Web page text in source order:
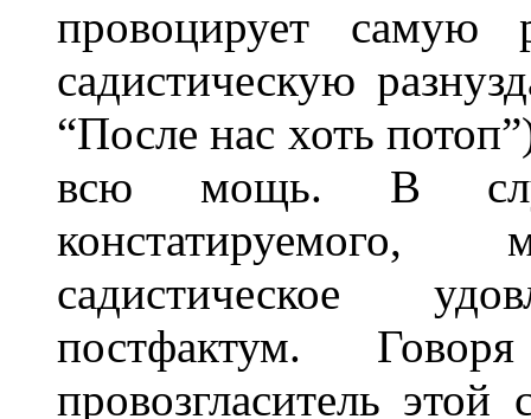
провоцирует самую
садистическую
“После нас хоть
всю мощь. В
констатируемого,
садистическое
постфактум.
провозгласитель